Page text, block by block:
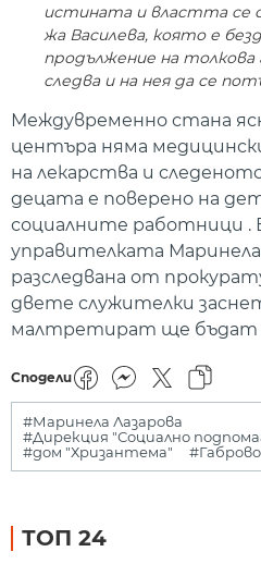
истината и властта се
жа Василева, която е
продължение на толкова
следва и на нея да се
Междувременно стана
центъра няма
на лекарства и
децата е поверено на
социалните работници .
управителката
разследвана от
двете служителки
малтретират ще бъдат
Сподели
#Маринела Лазарова
#Дирекция "Социално
#дом "Хризантема"
#Габрово
ТОП 24